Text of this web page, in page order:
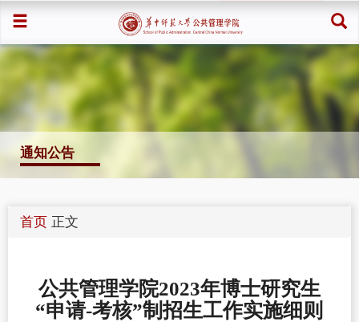
通知公告
首页 正文
公共管理学院2023年博士研究生
“申请-考核”制招生工作实施细则